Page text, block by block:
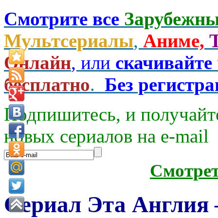
Смотрите все
Мультсериалы, Аниме,
Онлайн, или скачивайте
бесплатно. Без
Подпишитесь, и
новых сериалов на e-mаil
Сериал Эта